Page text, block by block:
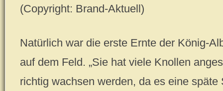
(Copyright: Brand-Aktuell)
Natürlich war die erste Ernte der König-
auf dem Feld. „Sie hat viele Knollen
richtig wachsen werden, da es eine